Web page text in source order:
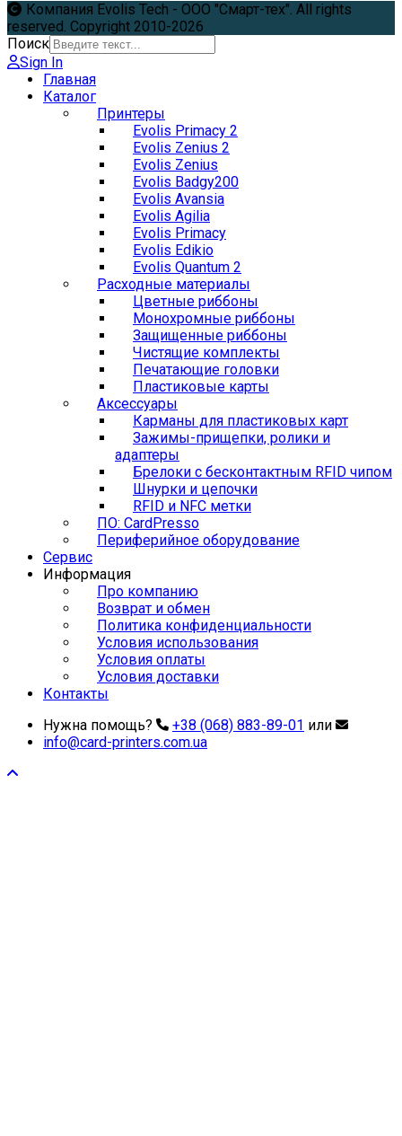
Компания Evolis Tech - ООО "Смарт-тех". All rights
reserved. Copyright 2010-2026
Поиск
Sign In
Главная
Каталог
Принтеры
Evolis Primacy 2
Evolis Zenius 2
Evolis Zenius
Evolis Badgy200
Evolis Avansia
Evolis Agilia
Evolis Primacy
Evolis Edikio
Evolis Quantum 2
Расходные материалы
Цветные риббоны
Монохромные риббоны
Защищенные риббоны
Чистящие комплекты
Печатающие головки
Пластиковые карты
Аксессуары
Карманы для пластиковых карт
Зажимы-прищепки, ролики и
адаптеры
Брелоки с бесконтактным RFID чипом
Шнурки и цепочки
RFID и NFC метки
ПО: CardPresso
Периферийное оборудование
Сервис
Информация
Про компанию
Возврат и обмен
Политика конфиденциальности
Условия использования
Условия оплаты
Условия доставки
Контакты
Нужна помощь?
+38 (068) 883-89-01 или
info@card-printers.com.ua